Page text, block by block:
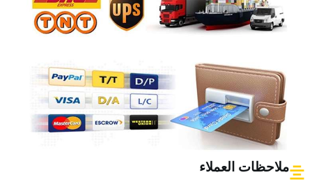
ملاحظات العملاء